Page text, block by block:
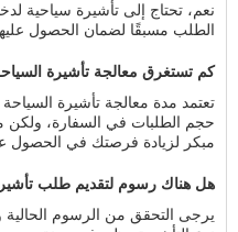
نعم، تحتاج إلى تأشيرة سياحية
الطلب مسبقًا لضمان الحصول
كم تستغرق معالجة تأشيرة السياحة
تعتمد مدة معالجة تأشيرة
حجم الطلبات في السفارة،
مبكر لزيادة فرصتك في الحصول
هل هناك رسوم لتقديم طلب تأشيرة
يرجى التحقق من الرسوم